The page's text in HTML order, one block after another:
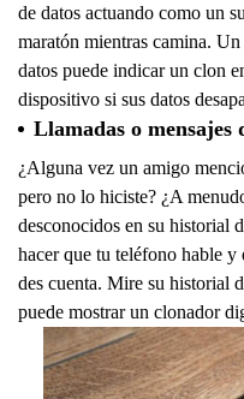
de datos actuando como un
maratón mientras camina.
datos puede indicar un clon
dispositivo si sus datos
Llamadas o mensajes
¿Alguna vez un amigo
pero no lo hiciste? ¿A
desconocidos en su historial
hacer que tu teléfono hable y
des cuenta. Mire su historial
puede mostrar un clonador